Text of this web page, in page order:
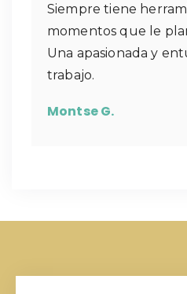
Siempre tiene
momentos que le
Una apasionada y
trabajo.
Montse G.